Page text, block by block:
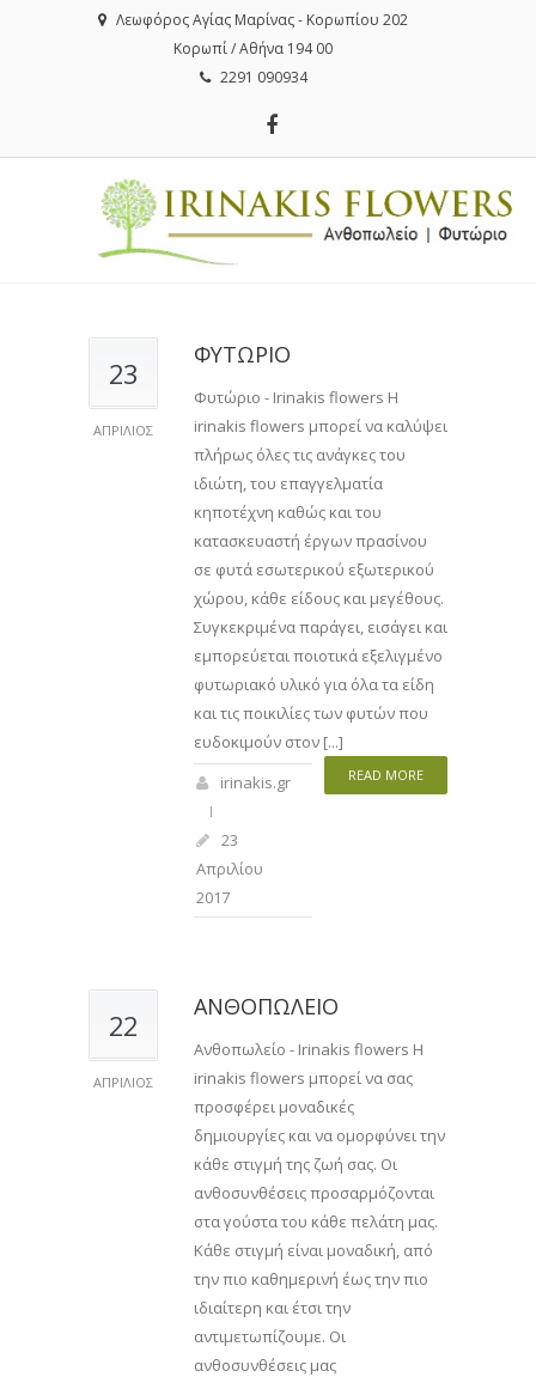
Λεωφόρος Αγίας Μαρίνας - Κορωπίου 202
Κορωπί / Αθήνα 194 00
2291 090934
23
ΑΠΡΊΛΙΟΣ
ΦΥΤΩΡΙΟ
Φυτώριο - Irinakis flowers Η
irinakis flowers μπορεί να καλύψει
πλήρως όλες τις ανάγκες του
ιδιώτη, του επαγγελματία
κηποτέχνη καθώς και του
κατασκευαστή έργων πρασίνου
σε φυτά εσωτερικού εξωτερικού
χώρου, κάθε είδους και μεγέθους.
Συγκεκριμένα παράγει, εισάγει και
εμπορεύεται ποιοτικά εξελιγμένο
φυτωριακό υλικό για όλα τα είδη
και τις ποικιλίες των φυτών που
ευδοκιμούν στον [...]
READ MORE
irinakis.gr
23
Απριλίου
2017
22
ΑΠΡΊΛΙΟΣ
ΑΝΘΟΠΩΛΕΙΟ
Ανθοπωλείο - Irinakis flowers Η
irinakis flowers μπορεί να σας
προσφέρει μοναδικές
δημιουργίες και να ομορφύνει την
κάθε στιγμή της ζωή σας. Οι
ανθοσυνθέσεις προσαρμόζονται
στα γούστα του κάθε πελάτη μας.
Κάθε στιγμή είναι μοναδική, από
την πιο καθημερινή έως την πιο
ιδιαίτερη και έτσι την
αντιμετωπίζουμε. Οι
ανθοσυνθέσεις μας